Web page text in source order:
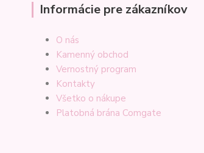
Informácie pre zákazníkov
O nás
Kamenný obchod
Vernostný program
Kontakty
Všetko o nákupe
Platobná brána Comgate